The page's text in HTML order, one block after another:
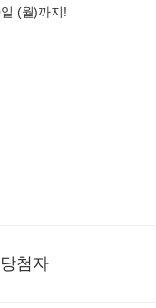
(월)까지!
첨자